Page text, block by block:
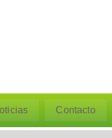
Contacto